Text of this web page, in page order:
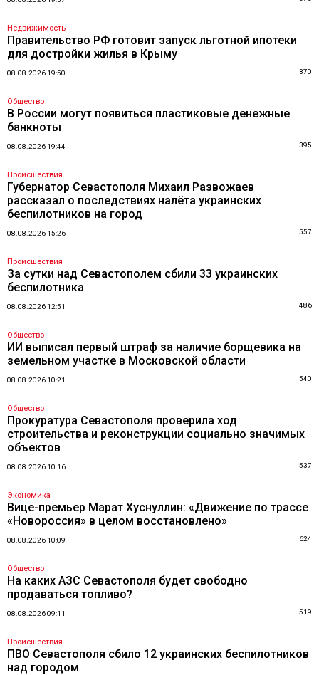
Недвижимость
Правительство РФ готовит запуск льготной ипотеки
для достройки жилья в Крыму
08.08.2026 19:50 370
Общество
В России могут появиться пластиковые денежные
банкноты
08.08.2026 19:44 395
Происшествия
Губернатор Севастополя Михаил Развожаев
рассказал о последствиях налёта украинских
беспилотников на город
08.08.2026 15:26 557
Происшествия
За сутки над Севастополем сбили 33 украинских
беспилотника
08.08.2026 12:51 486
Общество
ИИ выписал первый штраф за наличие борщевика на
земельном участке в Московской области
08.08.2026 10:21 540
Общество
Прокуратура Севастополя проверила ход
строительства и реконструкции социально значимых
объектов
08.08.2026 10:16 537
Экономика
Вице-премьер Марат Хуснуллин: «Движение по трассе
«Новороссия» в целом восстановлено»
08.08.2026 10:09 624
Общество
На каких АЗС Севастополя будет свободно
продаваться топливо?
08.08.2026 09:11 519
Происшествия
ПВО Севастополя сбило 12 украинских беспилотников
над городом